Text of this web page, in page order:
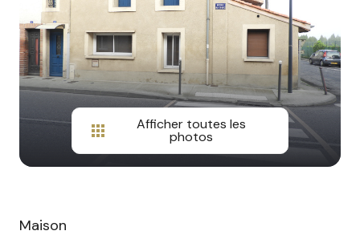
Avis
Google
Afficher toutes les
photos
Maison